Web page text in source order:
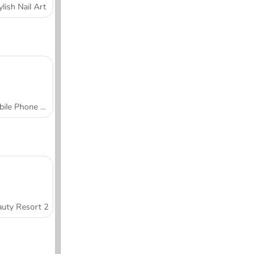
Nail Art
Mobile Phone Case Design & DIY
Resort 2